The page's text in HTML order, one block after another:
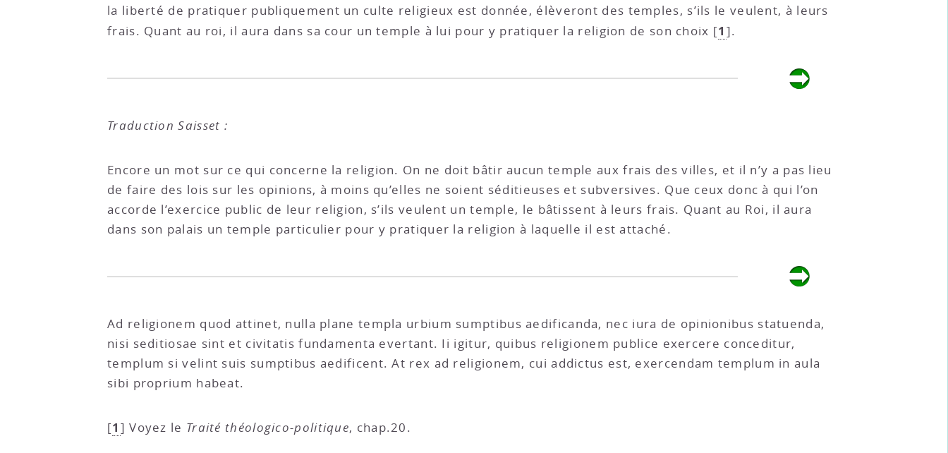
la liberté de pratiquer publiquement un culte religieux est donnée, élèveront des temples, s’ils le veulent, à leurs
frais. Quant au roi, il aura dans sa cour un temple à lui pour y pratiquer la religion de son choix [1 ].
Traduction Saisset :
Encore un mot sur ce qui concerne la religion. On ne doit bâtir aucun temple aux frais des villes, et il n’y a pas lieu
de faire des lois sur les opinions, à moins qu’elles ne soient séditieuses et subversives. Que ceux donc à qui l’on
accorde l’exercice public de leur religion, s’ils veulent un temple, le bâtissent à leurs frais. Quant au Roi, il aura
dans son palais un temple particulier pour y pratiquer la religion à laquelle il est attaché.
Ad religionem quod attinet, nulla plane templa urbium sumptibus aedificanda, nec iura de opinionibus statuenda,
nisi seditiosae sint et civitatis fundamenta evertant. Ii igitur, quibus religionem publice exercere conceditur,
templum si velint suis sumptibus aedificent. At rex ad religionem, cui addictus est, exercendam templum in aula
sibi proprium habeat.
[1 ]Voyez le Traité théologico-politique, chap.20.